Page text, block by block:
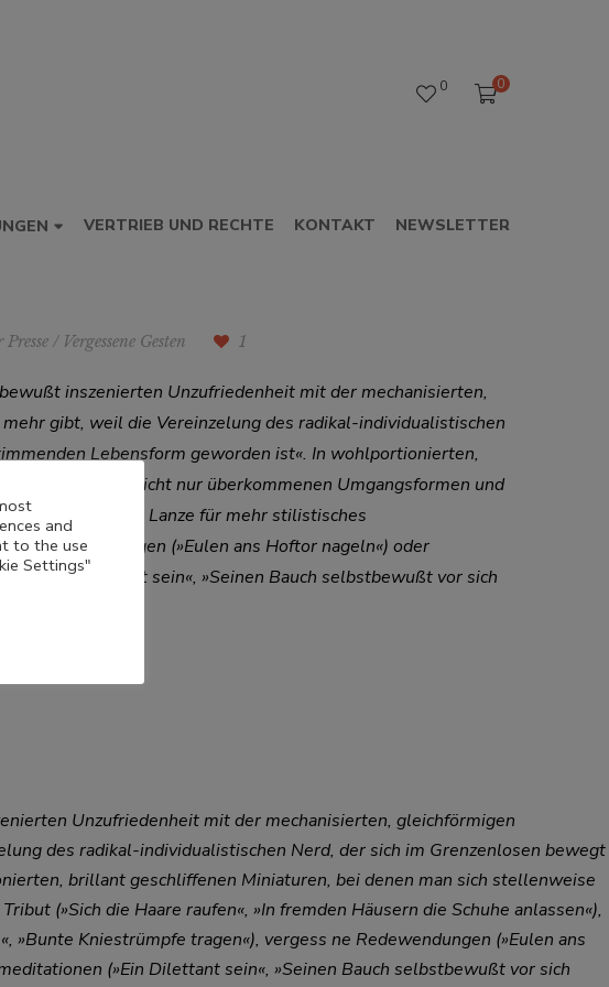
0 0
VERTRIEB UND RECHTE KONTAKT NEWSLETTER
Presse / Vergessene Gesten 1
inszenierten Unzufriedenheit mit der mechanisierten,
gibt, weil die Vereinzelung des radikal-individualistischen
Lebensform geworden ist«. In wohlportionierten,
zollt Pschera nicht nur überkommenen Umgangsformen und
bricht auch eine Lanze für mehr stilistisches
Redewendungen (»Eulen ans Hoftor nageln«) oder
(»Ein Dilettant sein«, »Seinen Bauch selbstbewußt vor sich
Unzufriedenheit mit der mechanisierten, gleichförmigen
des radikal-individualistischen Nerd, der sich im Grenzenlosen bewegt
brillant geschliffenen Miniaturen, bei denen man sich stellenweise
(»Sich die Haare raufen«, »In fremden Häusern die Schuhe anlassen«),
Kniestrümpfe tragen«), vergess ne Redewendungen (»Eulen ans
(»Ein Dilettant sein«, »Seinen Bauch selbstbewußt vor sich
and
to the use
Settings"